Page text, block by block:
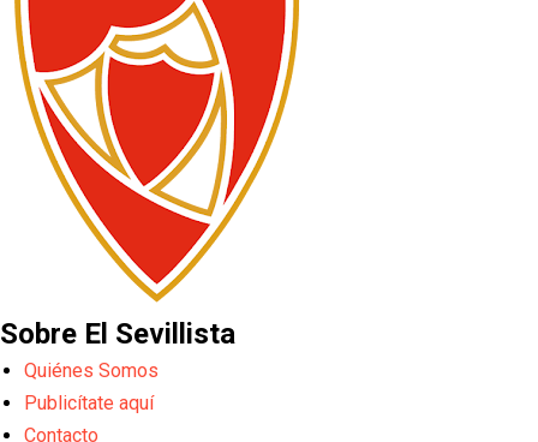
Sobre El Sevillista
Quiénes Somos
Publicítate aquí
Contacto